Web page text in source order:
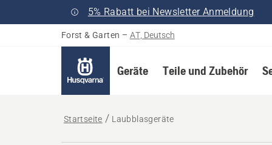
5% Rabatt bei Newsletter Anmeldung
Forst & Garten – AT, Deutsch
Geräte Teile und Zubehör
Startseite Laubblasgeräte